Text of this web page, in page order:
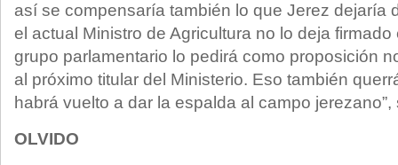
así se compensaría también lo que Jerez dejaría
el actual Ministro de Agricultura no lo deja
grupo parlamentario lo pedirá como proposición
al próximo titular del Ministerio. Eso también
habrá vuelto a dar la espalda al campo
OLVIDO